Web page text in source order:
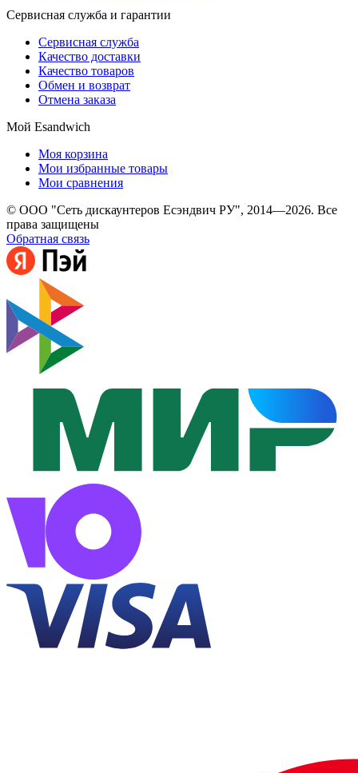
Сервисная служба и гарантии
Сервисная служба
Качество доставки
Качество товаров
Обмен и возврат
Отмена заказа
Мой Esandwich
Моя корзина
Мои избранные товары
Мои сравнения
© ООО "Сеть дискаунтеров Есэндвич РУ", 2014—2026. Все
права защищены
Обратная связь